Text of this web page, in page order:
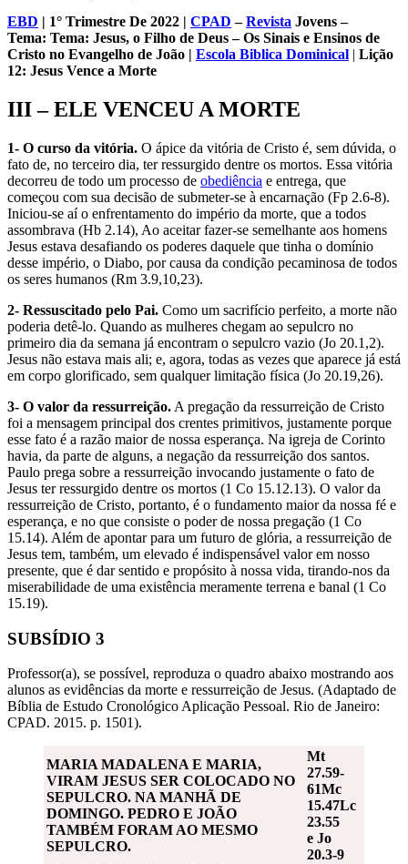
EBD | 1° Trimestre De 2022 | CPAD –Revista Jovens –
Tema: Tema: Jesus, o Filho de Deus – Os Sinais e Ensinos de
Cristo no Evangelho de João | Escola Biblica Dominical | Lição
12: Jesus Vence a Morte
III – ELE VENCEU A MORTE
1- O curso da vitória. O ápice da vitória de Cristo é, sem dúvida, o
fato de, no terceiro dia, ter ressurgido dentre os mortos. Essa vitória
decorreu de todo um processo de obediência e entrega, que
começou com sua decisão de submeter-se à encarnação (Fp 2.6-8).
Iniciou-se aí o enfrentamento do império da morte, que a todos
assombrava (Hb 2.14), Ao aceitar fazer-se semelhante aos homens
Jesus estava desafiando os poderes daquele que tinha o domínio
desse império, o Diabo, por causa da condição pecaminosa de todos
os seres humanos (Rm 3.9,10,23).
2- Ressuscitado pelo Pai. Como um sacrifício perfeito, a morte não
poderia detê-lo. Quando as mulheres chegam ao sepulcro no
primeiro dia da semana já encontram o sepulcro vazio (Jo 20.1,2).
Jesus não estava mais ali; e, agora, todas as vezes que aparece já está
em corpo glorificado, sem qualquer limitação física (Jo 20.19,26).
3- O valor da ressurreição. A pregação da ressurreição de Cristo
foi a mensagem principal dos crentes primitivos, justamente porque
esse fato é a razão maior de nossa esperança. Na igreja de Corinto
havia, da parte de alguns, a negação da ressurreição dos santos.
Paulo prega sobre a ressurreição invocando justamente o fato de
Jesus ter ressurgido dentre os mortos (1 Co 15.12.13). O valor da
ressurreição de Cristo, portanto, é o fundamento maior da nossa fé e
esperança, e no que consiste o poder de nossa pregação (1 Co
15.14). Além de apontar para um futuro de glória, a ressurreição de
Jesus tem, também, um elevado é indispensável valor em nosso
presente, que é dar sentido e propósito à nossa vida, tirando-nos da
miserabilidade de uma existência meramente terrena e banal (1 Co
15.19).
SUBSÍDIO 3
Professor(a), se possível, reproduza o quadro abaixo mostrando aos
alunos as evidências da morte e ressurreição de Jesus. (Adaptado de
Bíblia de Estudo Cronológico Aplicação Pessoal. Rio de Janeiro:
CPAD. 2015. p. 1501).
MARIA MADALENA E MARIA,
VIRAM JESUS SER COLOCADO NO
SEPULCRO. NA MANHÃ DE
DOMINGO. PEDRO E JOÃO
TAMBÉM FORAM AO MESMO
SEPULCRO.
Mt
27.59-
61Mc
15.47Lc
23.55
e Jo
20.3-9